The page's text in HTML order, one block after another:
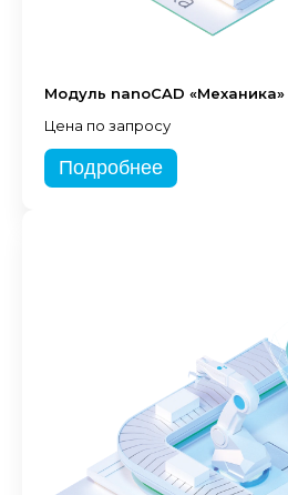
Модуль nanoCAD «Механика»
Цена по запросу
Подробнее